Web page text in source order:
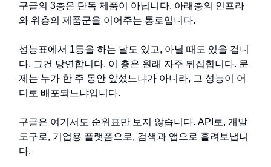
구글의 3층은 단독 제품이 아닙니다. 아래층의 인프라
와 위층의 제품군을 이어주는 통로입니다.
성능표에서 1등을 하는 날도 있고, 아닐 때도 있을 겁니
다. 그건 당연합니다. 이 층은 원래 자주 뒤집힙니다. 문
제는 누가 한 주 동안 앞섰느냐가 아니라, 그 성능이 어
디로 배포되느냐입니다.
구글은 여기서도 순위표만 보지 않습니다. API로, 개발
도구로, 기업용 플랫폼으로, 검색과 앱으로 흘려보냅니
다.